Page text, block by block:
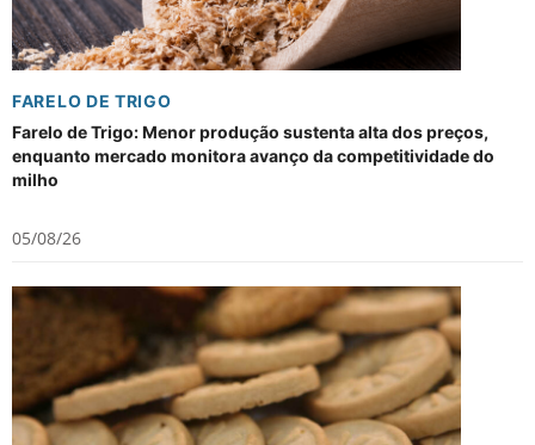
FARELO DE TRIGO
Farelo de Trigo: Menor produção sustenta alta dos preços,
enquanto mercado monitora avanço da competitividade do
milho
05/08/26